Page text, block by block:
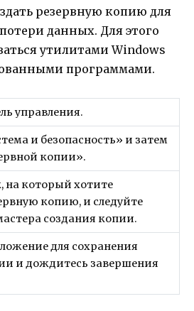
резервную копию для
данных. Для этого
утилитами Windows
программами.
управления.
и безопасность» и затем
копии».
на который хотите
копию, и следуйте
создания копии.
для сохранения
и дождитесь завершения